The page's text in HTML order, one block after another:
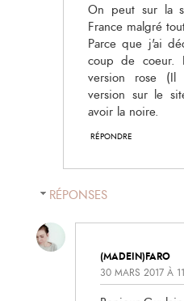
On peut sur la
France malgré
Parce que j'ai
coup de coeur.
version rose
version sur le
avoir la noire.
RÉPONDRE
RÉPONSES
(MADEIN)FARO
30 MARS 2017 À